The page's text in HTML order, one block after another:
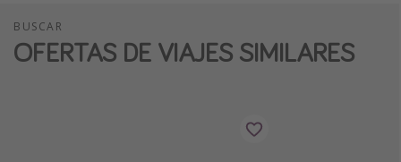
BUSCAR
OFERTAS DE VIAJES SIMILARES